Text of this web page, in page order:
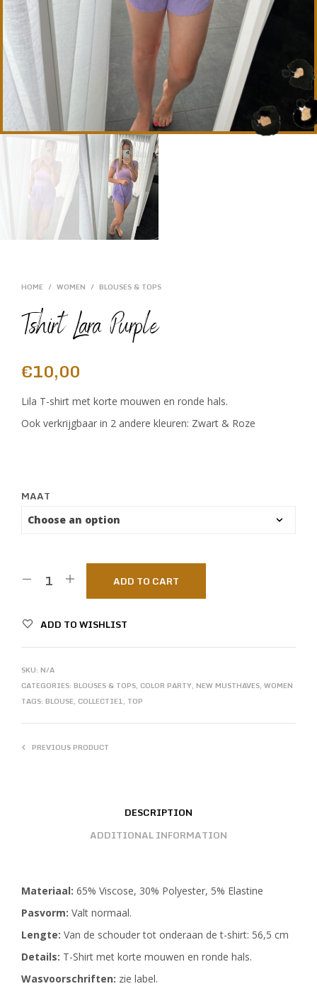
HOME / WOMEN / BLOUSES & TOPS
Tshirt Lara Purple
€10,00
Lila T-shirt met korte mouwen en ronde hals.
Ook verkrijgbaar in 2 andere kleuren: Zwart & Roze
MAAT
ADD TO CART
ADD TO WISHLIST
SKU: N/A
CATEGORIES: BLOUSES & TOPS, COLOR PARTY, NEW MUSTHAVES, WOMEN
TAGS: BLOUSE, COLLECTIE1, TOP
PREVIOUS PRODUCT
DESCRIPTION
ADDITIONAL INFORMATION
Materiaal: 65% Viscose, 30% Polyester, 5% Elastine
Pasvorm: Valt normaal.
Lengte: Van de schouder tot onderaan de t-shirt: 56,5 cm
Details: T-Shirt met korte mouwen en ronde hals.
Wasvoorschriften: zie label.